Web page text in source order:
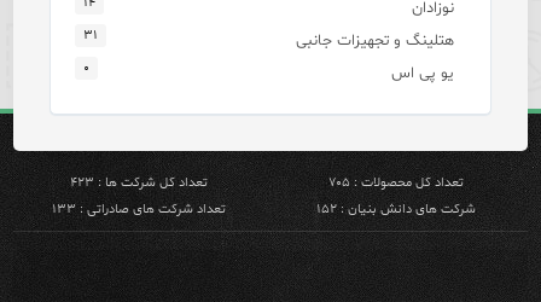
نوزادان
هتلینگ و تجهیزات جانبی ۳۱
یو پی اس ۰
تعداد کل محصولات : ۷۰۵
تعداد کل شرکت ها : ۴۲۳
شرکت های دانش بنیان : ۱۵۲
تعداد شرکت های صادراتی : ۱۳۳